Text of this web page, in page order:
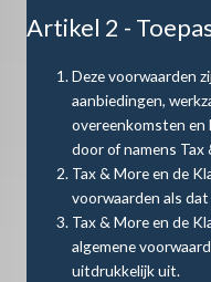
Artikel 2 -
Deze voorwaarden
aanbiedingen,
overeenkomsten
door of namens Tax
Tax & More en de
voorwaarden als
Tax & More en de
algemene
uitdrukkelijk uit.